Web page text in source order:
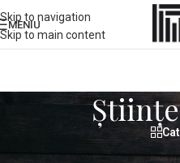
Skip to navigation
Skip to main content
MENIU